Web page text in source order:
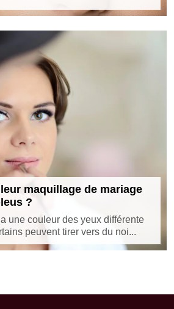
maquillage de mariage
?
une couleur des yeux différente
peuvent tirer vers du noi...